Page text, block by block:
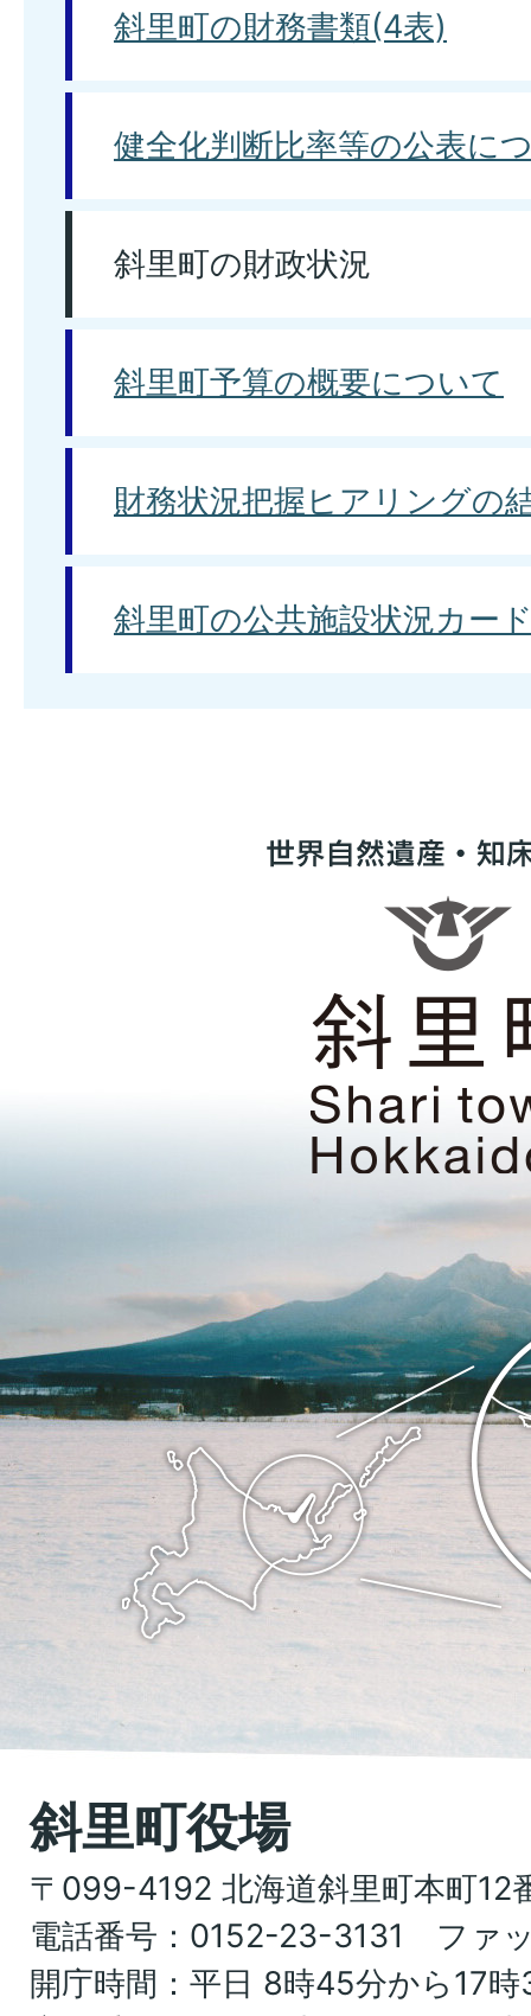
斜里町の財務書類(4表)
健全化判断比率等の公表に
斜里町の財政状況
斜里町予算の概要について
財務状況把握ヒアリングの
斜里町の公共施設状況カー
世
産・
ま
ち
斜
里
町
Shari
town
Hokkaido
斜
里
町
の
位
置
を
た
地
図。
北
海
道
斜里町役場
〒099-4192 北海道斜里町本町12
電話番号：0152-23-3131 ファ
開庁時間：平日 8時45分から17